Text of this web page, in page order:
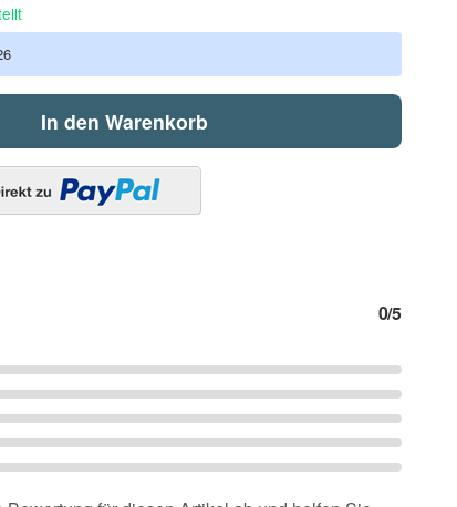
In den Warenkorb
0/5